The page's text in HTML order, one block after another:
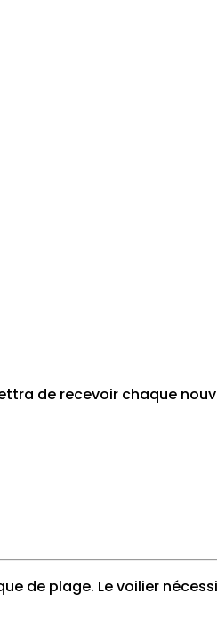
de recevoir chaque
de plage. Le voilier